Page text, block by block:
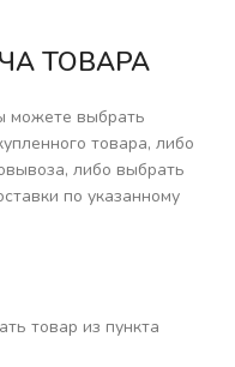
ТОВАРА
можете выбрать
товара, либо
либо выбрать
по указанному
товар из пункта